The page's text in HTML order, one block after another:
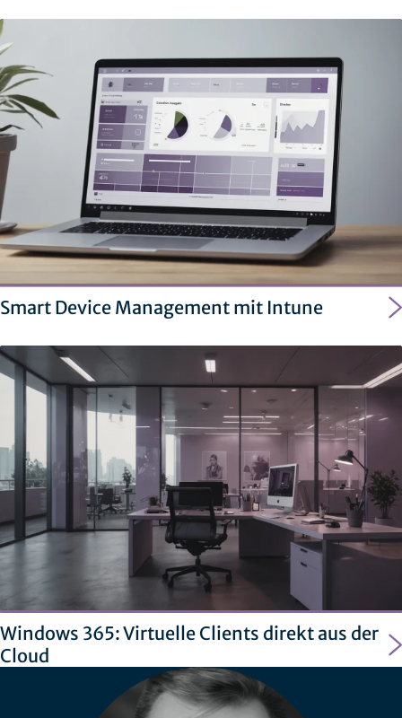
Smart Device Management mit Intune
Windows 365: Virtuelle Clients direkt aus der
Cloud